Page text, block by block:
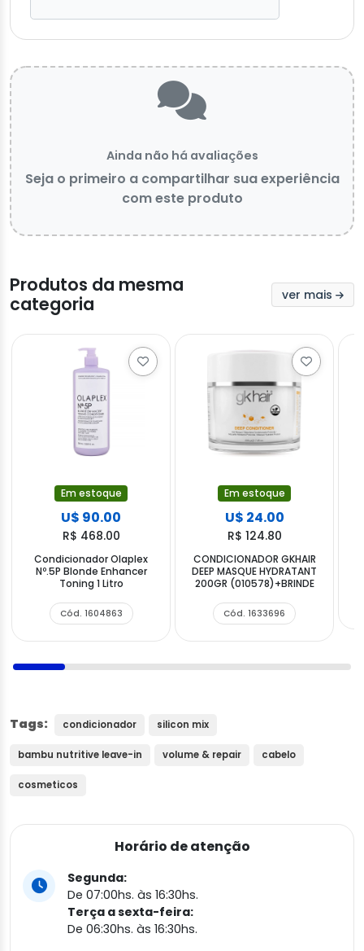
Ainda não há avaliações
Seja o primeiro a compartilhar sua experiência
com este produto
Produtos da mesma
categoria
ver mais
Em estoque
U$ 90.00
R$ 468.00
Condicionador Olaplex
Nº.5P Blonde Enhancer
Toning 1 Litro
Cód. 1604863
Em estoque
U$ 24.00
R$ 124.80
CONDICIONADOR GKHAIR
DEEP MASQUE HYDRATANT
200GR (010578)+BRINDE
Cód. 1633696
Tags: condicionador silicon mix
bambu nutritive leave-in volume & repair cabelo
cosmeticos
Horário de atenção
Segunda:
De 07:00hs. às 16:30hs.
Terça a sexta-feira:
De 06:30hs. às 16:30hs.